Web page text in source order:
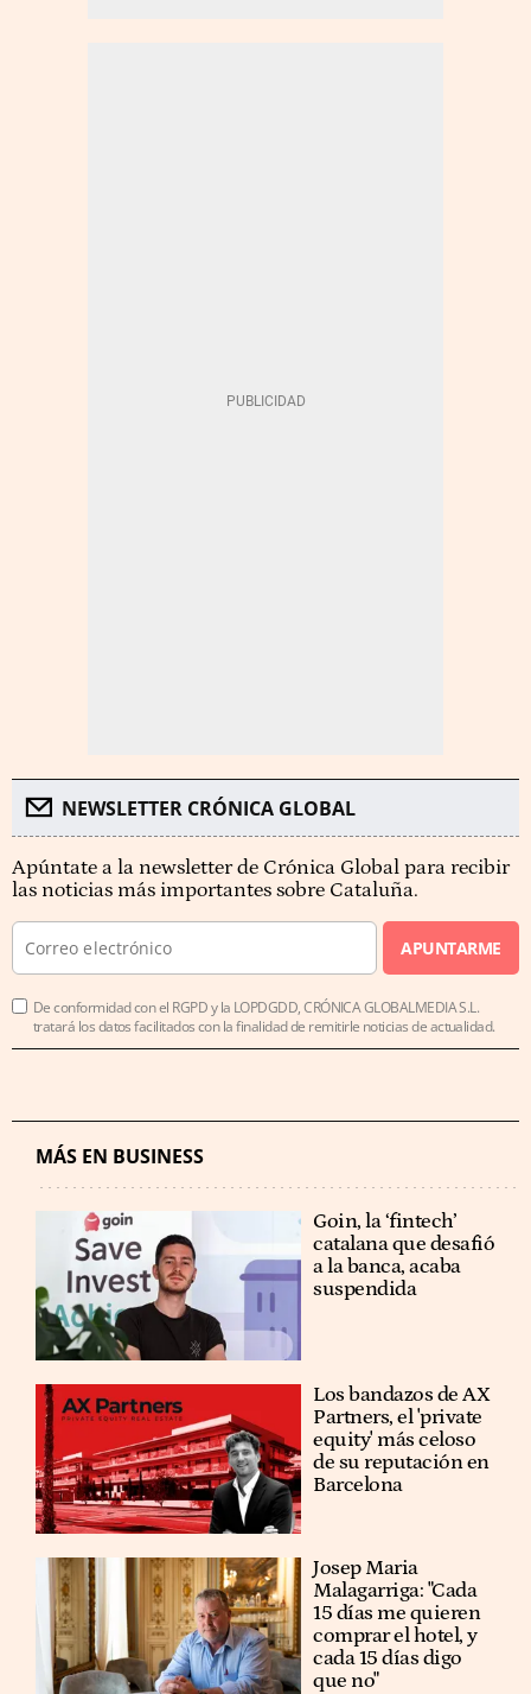
NEWSLETTER CRÓNICA GLOBAL
Apúntate a la newsletter de Crónica Global para recibir
las noticias más importantes sobre Cataluña.
APUNTARME
De conformidad con el RGPD y la LOPDGDD, CRÓNICA GLOBALMEDIA S.L.
tratará los datos facilitados con la finalidad de remitirle noticias de actualidad.
MÁS EN BUSINESS
Goin, la ‘fintech’
catalana que desafió
a la banca, acaba
suspendida
Los bandazos de AX
Partners, el 'private
equity' más celoso
de su reputación en
Barcelona
​​Josep Maria
Malagarriga: "Cada
15 días me quieren
comprar el hotel, y
cada 15 días digo
que no"